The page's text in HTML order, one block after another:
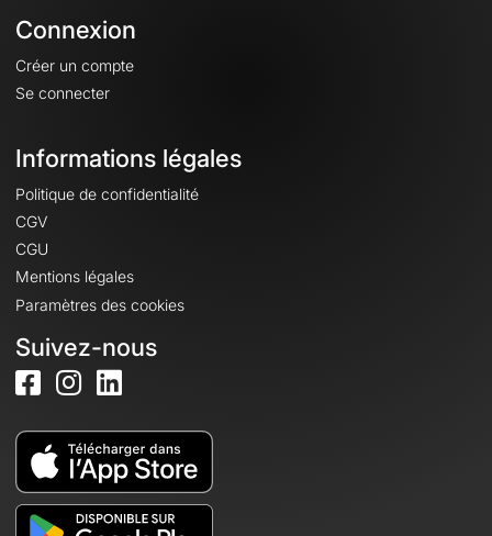
Connexion
Créer un compte
Se connecter
Informations légales
Politique de confidentialité
CGV
CGU
Mentions légales
Paramètres des cookies
Suivez-nous